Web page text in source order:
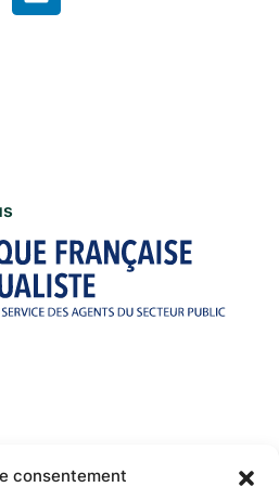
consentement